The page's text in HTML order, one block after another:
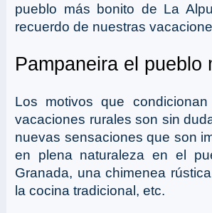
pueblo más bonito de La
recuerdo de nuestras
Pampaneira el pueblo
Los motivos que
vacaciones rurales son sin
nuevas sensaciones que son
en plena naturaleza en el
Granada, una chimenea
la cocina tradicional, etc.